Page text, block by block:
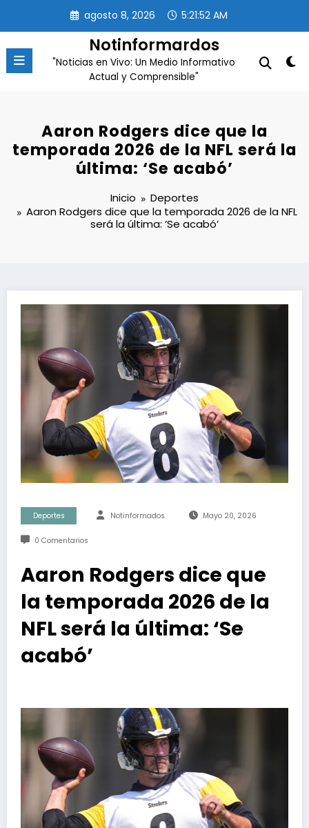
contenido
agosto 8, 2026 5:21:52 AM
Notinformardos
"Noticias en Vivo: Un Medio Informativo
Actual y Comprensible"
Aaron Rodgers dice que la
temporada 2026 de la NFL será la
última: ‘Se acabó’
Inicio
Deportes
Aaron Rodgers dice que la temporada 2026 de la NFL
será la última: ‘Se acabó’
Deportes Notinformados Mayo 20, 2026
0 Comentarios
Aaron Rodgers dice que
la temporada 2026 de la
NFL será la última: ‘Se
acabó’